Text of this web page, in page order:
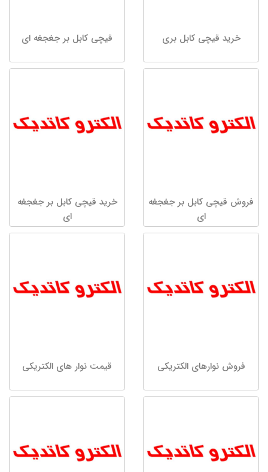
خرید قیچی کابل بری قیچی کابل بر جغجغه ای
فروش قیچی کابل بر جغجغه
ای
خرید قیچی کابل بر جغجغه
ای
فروش نوارهای الکتریکی قیمت نوار های الکتریکی